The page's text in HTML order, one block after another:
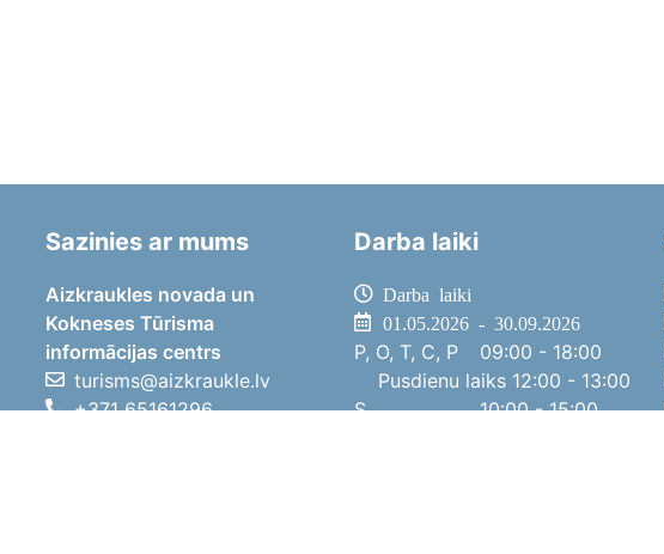
Sazinies ar mums
Aizkraukles novada un
Kokneses Tūrisma
informācijas centrs
turisms@aizkraukle.lv
+371 65161296
Darba laiki
Darba laiki
01.05.2026 - 30.09.2026
P, O, T, C, P
09:00 - 18:00
Pusdienu laiks 12:00 - 13:00
S
10:00 - 15:00